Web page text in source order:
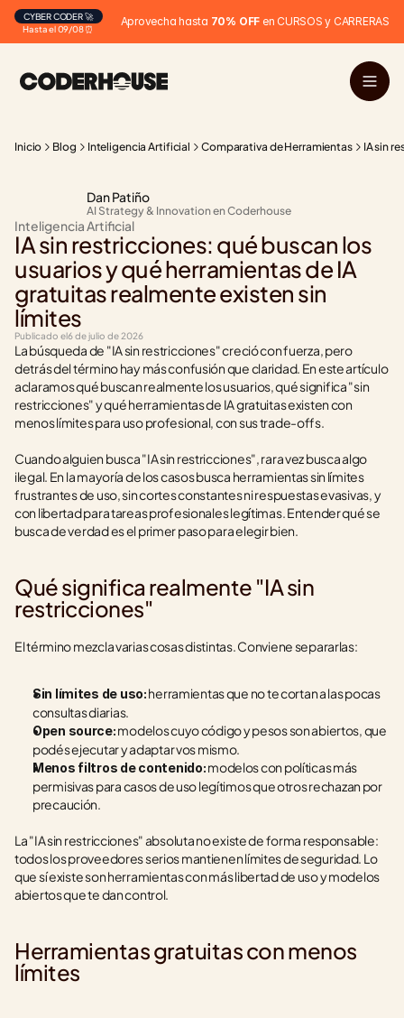
Hasta el 09/08 ⏰
CYBER CODER 🚀 Aprovecha hasta 70% OFF en CURSOS y CARRERAS
Inicio Blog Inteligencia Artificial Comparativa de Herramientas IA sin
Dan Patiño
AI Strategy & Innovation en Coderhouse
Inteligencia Artificial
IA sin restricciones: qué buscan los
usuarios y qué herramientas de IA
gratuitas realmente existen sin
límites
Publicado el6 de julio de 2026
La búsqueda de "IA sin restricciones" creció con fuerza, pero
detrás del término hay más confusión que claridad. En este artículo
aclaramos qué buscan realmente los usuarios, qué significa "sin
restricciones" y qué herramientas de IA gratuitas existen con
menos límites para uso profesional, con sus trade-offs.
Cuando alguien busca "IA sin restricciones", rara vez busca algo
ilegal. En la mayoría de los casos busca herramientas sin límites
frustrantes de uso, sin cortes constantes ni respuestas evasivas, y
con libertad para tareas profesionales legítimas. Entender qué se
busca de verdad es el primer paso para elegir bien.
Qué significa realmente "IA sin
restricciones"
El término mezcla varias cosas distintas. Conviene separarlas:
Sin límites de uso: herramientas que no te cortan a las pocas
consultas diarias.
Open source: modelos cuyo código y pesos son abiertos, que
podés ejecutar y adaptar vos mismo.
Menos filtros de contenido: modelos con políticas más
permisivas para casos de uso legítimos que otros rechazan por
precaución.
La "IA sin restricciones" absoluta no existe de forma responsable:
todos los proveedores serios mantienen límites de seguridad. Lo
que sí existe son herramientas con más libertad de uso y modelos
abiertos que te dan control.
Herramientas gratuitas con menos
límites